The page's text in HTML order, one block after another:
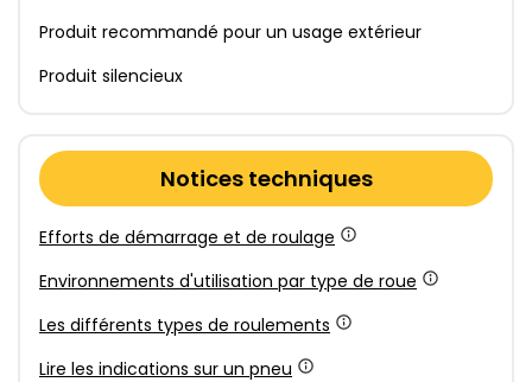
Produit recommandé pour un usage extérieur
Produit silencieux
Notices techniques
Efforts de démarrage et de roulage
Environnements d'utilisation par type de roue
Les différents types de roulements
Lire les indications sur un pneu